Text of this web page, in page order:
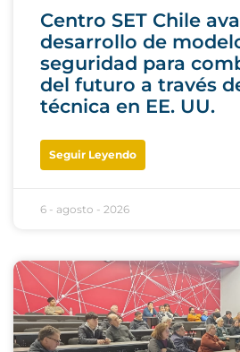
Centro SET Chile
desarrollo de
seguridad para
del futuro a través
técnica en EE. UU.
Seguir Leyendo
6 - agosto - 2026